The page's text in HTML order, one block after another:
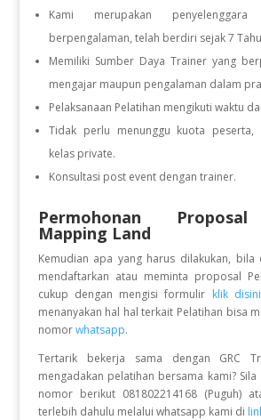
Kami merupakan
berpengalaman, telah berdiri sejak 7
Memiliki Sumber Daya Trainer yang
mengajar maupun pengalaman dalam
Pelaksanaan Pelatihan mengikuti waktu
Tidak perlu menunggu kuota peserta,
kelas private.
Konsultasi post event dengan trainer.
Permohonan
Mapping Land
Kemudian apa yang harus dilakukan, bila
mendaftarkan atau meminta proposal
cukup dengan mengisi formulir klik
menanyakan hal hal terkait Pelatihan bisa
nomor whatsapp.
Tertarik bekerja sama dengan GRC
mengadakan pelatihan bersama kami?
nomor berikut 081802214168 (Puguh)
terlebih dahulu melalui whatsapp kami di